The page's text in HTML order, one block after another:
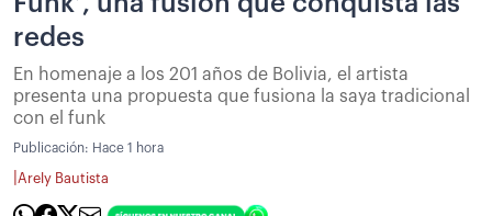
redes
En homenaje a los 201 años de Bolivia, el artista
presenta una propuesta que fusiona la saya tradicional
con el funk
Publicación: Hace 1 hora
Arely Bautista